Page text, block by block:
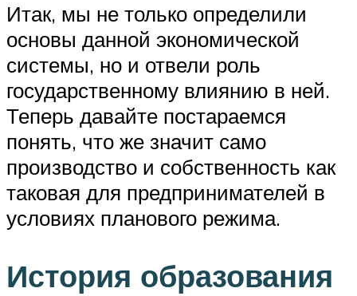
Итак, мы не только определили
основы данной экономической
системы, но и отвели роль
государственному влиянию в ней.
Теперь давайте постараемся
понять, что же значит само
производство и собственность как
таковая для предпринимателей в
условиях планового режима.
История образования